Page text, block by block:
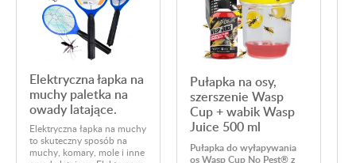
Elektryczna łapka na
muchy paletka na
owady latające.
Elektryczna łapka na muchy
to skuteczny sposób na
muchy, komary, mole i inne
Pułapka na osy,
szerszenie Wasp
Cup + wabik Wasp
Juice 500 ml
Pułapka do wyłapywania
os Wasp Cup No Pest® z